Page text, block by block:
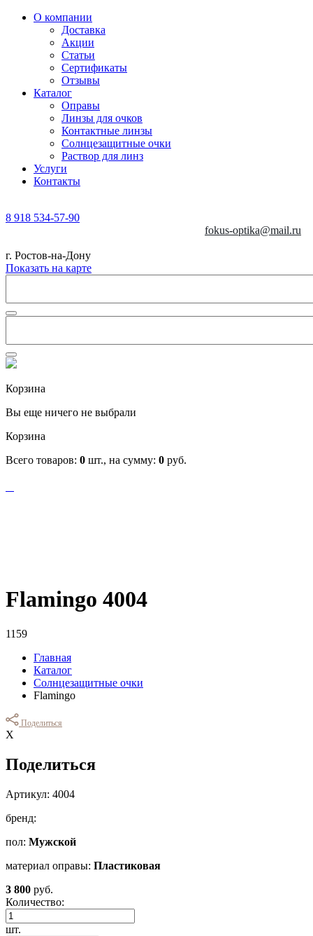
О компании
Доставка
Акции
Статьи
Сертификаты
Отзывы
Каталог
Оправы
Линзы для очков
Контактные линзы
Солнцезащитные очки
Раствор для линз
Услуги
Контакты
8 918 534-57-90
fokus-optika@mail.ru
г. Ростов-на-Дону
Показать на карте
Корзина
Вы еще ничего не выбрали
Корзина
Всего товаров: 0 шт., на сумму: 0 руб.
Flamingo 4004
1159
Главная
Каталог
Солнцезащитные очки
Flamingo
Поделиться
Х
Поделиться
Артикул: 4004
бренд:
пол: Мужской
материал оправы: Пластиковая
3 800 руб.
Количество:
шт.